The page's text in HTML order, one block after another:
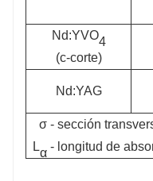
Nd:YVO4
(c-corte)
Nd:YAG
σ - sección
Lα - longitud de